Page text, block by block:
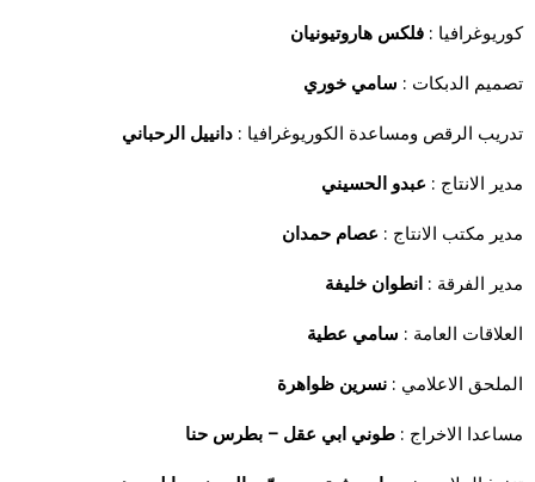
كوريوغرافيا : فلكس هاروتيونيان
تصميم الدبكات : سامي خوري
تدريب الرقص ومساعدة الكوريوغرافيا : دانييل الرحباني
مدير الانتاج : عبدو الحسيني
مدير مكتب الانتاج : عصام حمدان
مدير الفرقة : انطوان خليفة
العلاقات العامة : سامي عطية
الملحق الاعلامي : نسرين ظواهرة
مساعدا الاخراج : طوني ابي عقل – بطرس حنا